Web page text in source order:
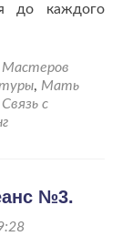
до каждого
Мастеров
, Мать
Связь с
№3.